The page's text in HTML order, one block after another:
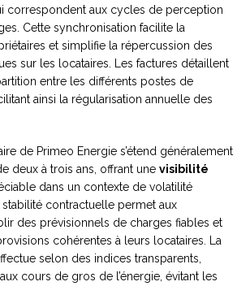
correspondent aux cycles de perception
Cette synchronisation facilite la
et simplifie la répercussion des
sur les locataires. Les factures détaillent
entre les différents postes de
ainsi la régularisation annuelle des
de Primeo Energie s’étend généralement
deux à trois ans, offrant une visibilité
dans un contexte de volatilité
contractuelle permet aux
des prévisionnels de charges fiables et
cohérentes à leurs locataires. La
selon des indices transparents,
cours de gros de l’énergie, évitant les